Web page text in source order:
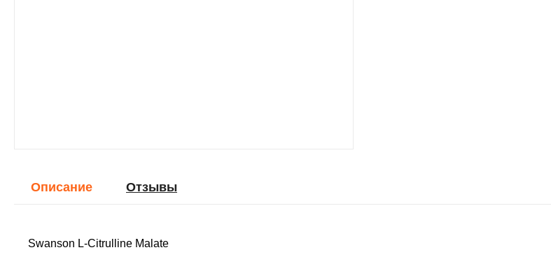
Описание Отзывы
Swanson L-Citrulline Malate